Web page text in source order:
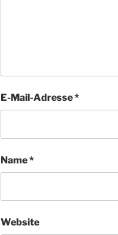
E-Mail-Adresse*
Name*
Website